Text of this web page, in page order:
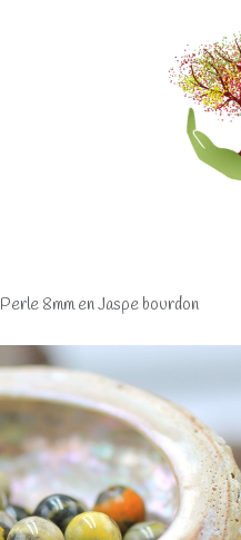
Perle 8mm en Jaspe bourdon